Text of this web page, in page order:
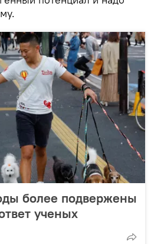
более подвержены
ученых